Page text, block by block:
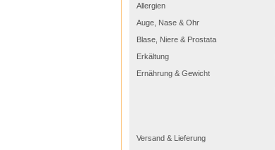
Allergien
Auge, Nase & Ohr
Blase, Niere & Prostata
Erkältung
Ernährung & Gewicht
Versand & Lieferung